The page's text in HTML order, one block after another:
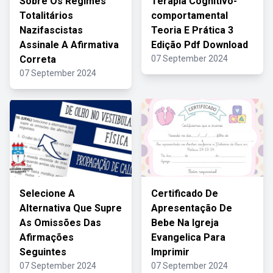
Totalitários
Nazifascistas
Assinale A Afirmativa
Correta
07 September 2024
comportamental
Teoria E Prática 3
Edição Pdf Download
07 September 2024
Selecione A
Alternativa Que Supre
As Omissões Das
Afirmações
Seguintes
07 September 2024
Certificado De
Apresentação De
Bebe Na Igreja
Evangelica Para
Imprimir
07 September 2024